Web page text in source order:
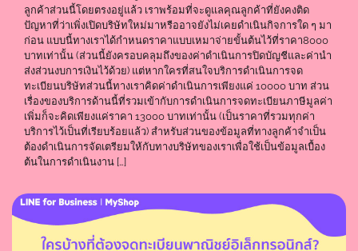
ลูกค้าส่วนนี้โดยตรงอยู่แล้ว เราพร้อมที่จะดูแลคุณลูกค้าที่ยังคงติด
ปัญหาที่ว่าเพิ่งเปิดบริษัทใหม่มาหรืออาจยังไม่เคยดำเนินกิจการใด ๆ มา
ก่อน แบบนี้ทางเราได้กำหนดราคาแบบเหมาจ่ายขั้นต้นไว้ที่ราคา8000
บาทเท่านั้น (ส่วนนี้ยังครอบคลุมถึงของค่าดำเนินการปิดบัญชีและค่านำ
ส่งส่วนงบการเงินไว้ด้วย) แต่หากใครที่สนใจบริการดำเนินการจด
ทะเบียนบริษัทส่วนนี้ทางเราคิดค่าดำเนินการเพียงแค่ 10000 บาท ส่วน
เรื่องของบริการด้านนี้ที่รวมเข้ากับการดำเนินการจดทะเบียนภาษีมูลค่า
เพิ่มก็จะคิดเพียงแค่ราคา 13000 บาทเท่านั้น (เป็นราคาที่รวมทุกค่า
บริการไว้เป็นที่เรียบร้อยแล้ว) สำหรับส่วนของข้อมูลที่ทางลูกค้าจำเป็น
ต้องดำเนินการจัดเตรียมให้กับทางบริษัทของเราเพื่อใช้เป็นข้อมูลเบื้อง
ต้นในการดำเนินงาน […]